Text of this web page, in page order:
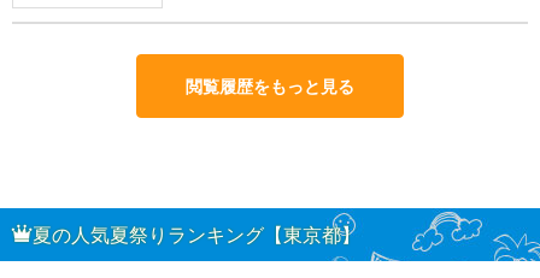
閲覧履歴をもっと見る
夏の人気夏祭りランキング【東京都】